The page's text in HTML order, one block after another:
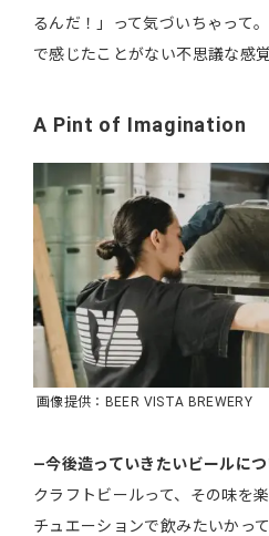
るんだ！」って気づいちゃって
で感じたことがない不思議な感
A Pint of Imagination
画像提供：BEER VISTA BREWERY
―今後造っていきたいビールにつ
クラフトビールって、その味を
チュエーションで飲みたいかっ